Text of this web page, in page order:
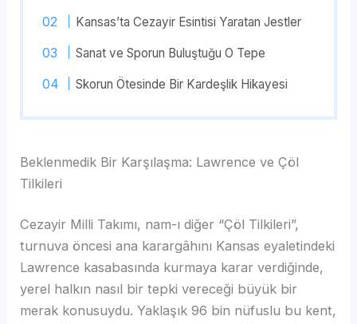
Kansas’ta Cezayir Esintisi Yaratan Jestler
Sanat ve Sporun Buluştuğu O Tepe
Skorun Ötesinde Bir Kardeşlik Hikayesi
Beklenmedik Bir Karşılaşma: Lawrence ve Çöl
Tilkileri
Cezayir Milli Takımı, nam-ı diğer “Çöl Tilkileri”,
turnuva öncesi ana karargâhını Kansas eyaletindeki
Lawrence kasabasında kurmaya karar verdiğinde,
yerel halkın nasıl bir tepki vereceği büyük bir
merak konusuydu. Yaklaşık 96 bin nüfuslu bu kent,